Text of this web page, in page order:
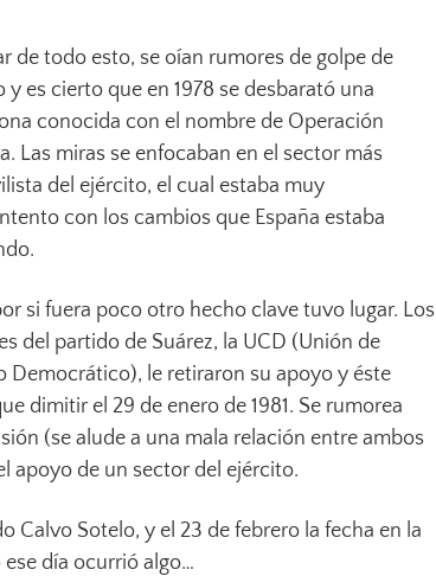
de todo esto, se oían rumores de golpe de
y es cierto que en 1978 se desbarató una
conocida con el nombre de Operación
Las miras se enfocaban en el sector más
del ejército, el cual estaba muy
con los cambios que España estaba
si fuera poco otro hecho clave tuvo lugar. Los
del partido de Suárez, la UCD (Unión de
Democrático), le retiraron su apoyo y éste
dimitir el 29 de enero de 1981. Se rumorea
(se alude a una mala relación entre ambos
apoyo de un sector del ejército.
Calvo Sotelo, y el 23 de febrero la fecha en la
día ocurrió algo…